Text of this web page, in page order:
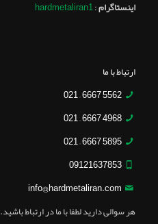
اینستاگرام:
hardmetaliran1
ارتباط با ما
5562 6667 – 021
4968 6667 – 021
5895 6667 – 021
09121637853
info@hardmetaliran.com
هر سوالی دارید لطفا با ما در ارتباط باشید.